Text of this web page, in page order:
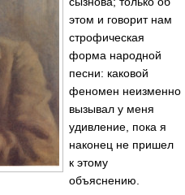
этом и говорит нам
строфическая
форма народной
песни: каковой
феномен неизменно
вызывал у меня
удивление, пока я
наконец не пришел
к этому
объяснению.